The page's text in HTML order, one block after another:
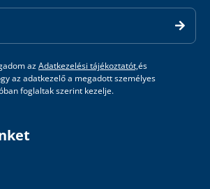
azAdatkezelési tájékoztatót,és
az adatkezelő a megadott személyes
foglaltak szerint kezelje.